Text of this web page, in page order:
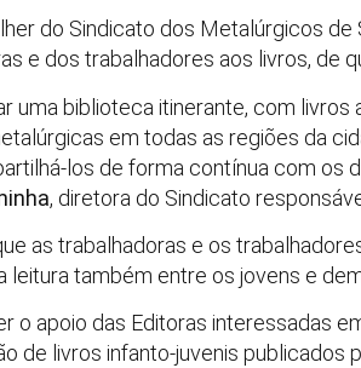
do Sindicato dos Metalúrgicos
e dos trabalhadores aos livros, de
uma biblioteca itinerante, com
em todas as regiões da
los de forma contínua com os
, diretora do Sindicato
as trabalhadoras e os
também entre os jovens e
o apoio das Editoras interessadas
de livros infanto-juvenis publicados